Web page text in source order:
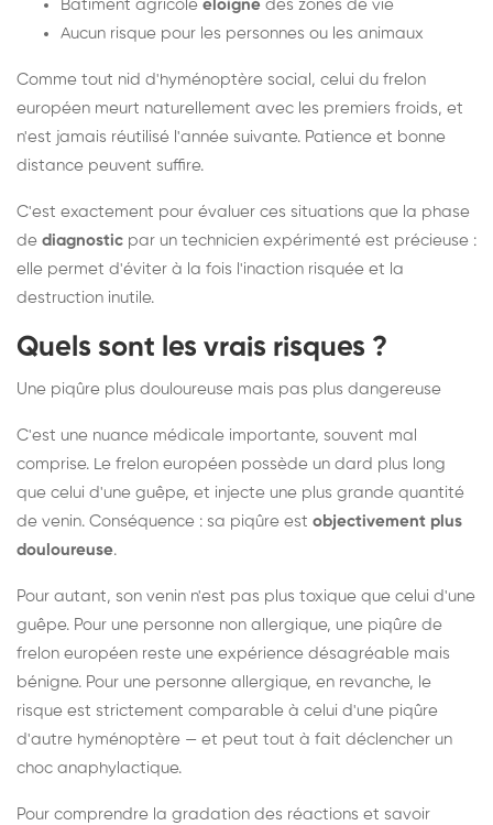
Bâtiment agricole éloigné des zones de vie
Aucun risque pour les personnes ou les animaux
Comme tout nid d'hyménoptère social, celui du frelon
européen meurt naturellement avec les premiers froids, et
n'est jamais réutilisé l'année suivante. Patience et bonne
distance peuvent suffire.
C'est exactement pour évaluer ces situations que la phase
de diagnostic par un technicien expérimenté est précieuse :
elle permet d'éviter à la fois l'inaction risquée et la
destruction inutile.
Quels sont les vrais risques ?
Une piqûre plus douloureuse mais pas plus dangereuse
C'est une nuance médicale importante, souvent mal
comprise. Le frelon européen possède un dard plus long
que celui d'une guêpe, et injecte une plus grande quantité
de venin. Conséquence : sa piqûre est objectivement plus
douloureuse.
Pour autant, son venin n'est pas plus toxique que celui d'une
guêpe. Pour une personne non allergique, une piqûre de
frelon européen reste une expérience désagréable mais
bénigne. Pour une personne allergique, en revanche, le
risque est strictement comparable à celui d'une piqûre
d'autre hyménoptère — et peut tout à fait déclencher un
choc anaphylactique.
Pour comprendre la gradation des réactions et savoir